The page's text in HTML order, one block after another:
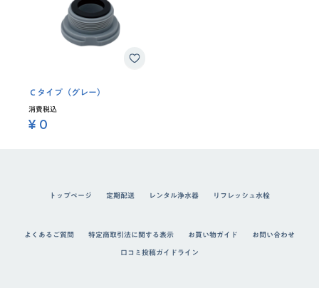
Ｃタイプ（グレー）
消費税込
¥ 0
トップページ 定期配送 レンタル浄水器 リフレッシュ水栓
よくあるご質問 特定商取引法に関する表示 お買い物ガイド
お問い合わせ
口コミ投稿ガイドライン